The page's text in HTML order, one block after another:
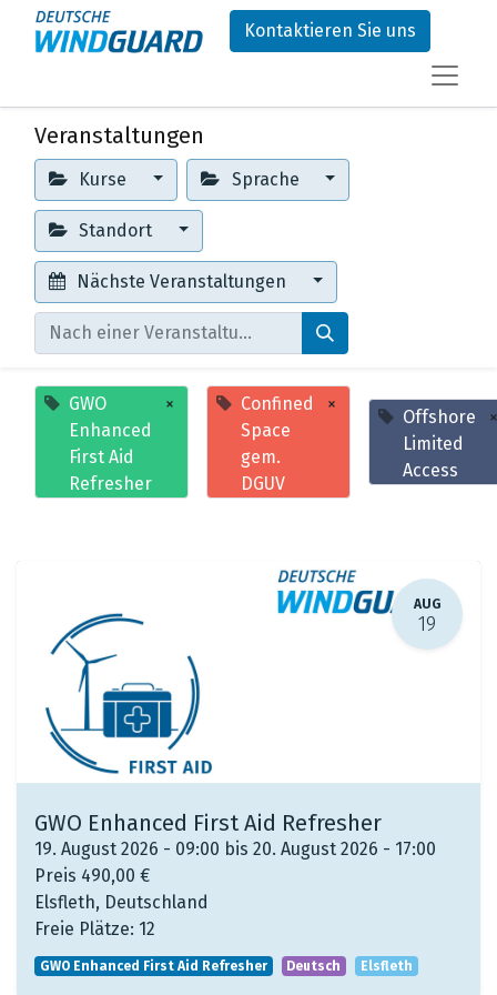
Kontaktieren Sie uns
Veranstaltungen
Kurse Sprache
Standort
Nächste Veranstaltungen
GWO
Enhanced
First Aid
Refresher
×
Confined
Space
gem.
DGUV
×
Offshore
Limited
Access
×
AUG
19
GWO Enhanced First Aid Refresher
19. August 2026 - 09:00 bis 20. August 2026 - 17:00
Preis 490,00 €
Elsfleth, Deutschland
Freie Plätze: 12
GWO Enhanced First Aid Refresher Deutsch Elsfleth